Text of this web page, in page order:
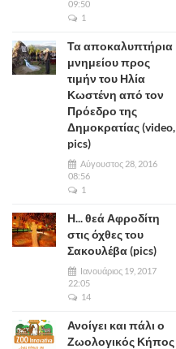
09:50
1
Τα αποκαλυπτήρια
μνημείου προς
τιμήν του Ηλία
Κωστένη από τον
Πρόεδρο της
Δημοκρατίας (video,
pics)
Αύγουστος 28, 2016
08:56
1
Η... θεά Αφροδίτη
στις όχθες του
Σακουλέβα (pics)
Ιανουάριος 19, 2017
22:05
14
Ανοίγει και πάλι ο
Ζωολογικός Κήπος